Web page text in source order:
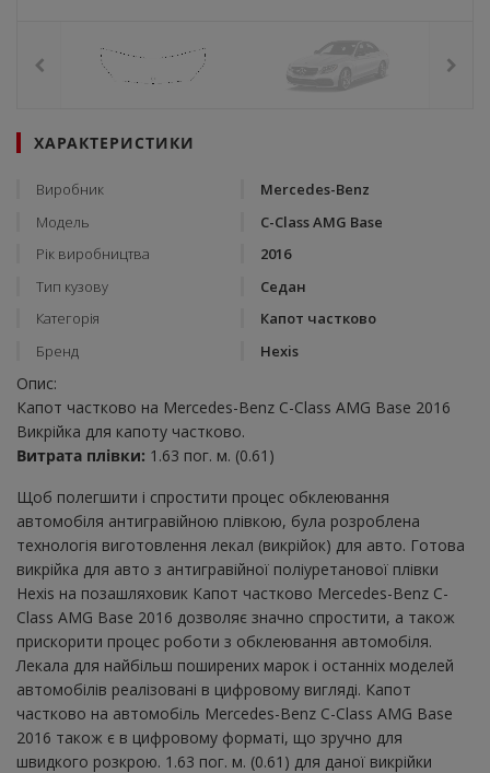
ХАРАКТЕРИСТИКИ
Виробник
Mercedes-Benz
Модель
C-Class AMG Base
Рік виробництва
2016
Тип кузову
Седан
Категорія
Капот частково
Бренд
Hexis
Опис:
Капот частково на Mercedes-Benz C-Class AMG Base 2016
Викрійка для капоту частково.
Витрата плівки: 1.63 пог. м. (0.61)
Щоб полегшити і спростити процес обклеювання
автомобіля антигравійною плівкою, була розроблена
технологія виготовлення лекал (викрійок) для авто. Готова
викрійка для авто з антигравійної поліуретанової плівки
Hexis на позашляховик Капот частково Mercedes-Benz C-
Class AMG Base 2016 дозволяє значно спростити, а також
прискорити процес роботи з обклеювання автомобіля.
Лекала для найбільш поширених марок і останніх моделей
автомобілів реалізовані в цифровому вигляді. Капот
частково на автомобіль Mercedes-Benz C-Class AMG Base
2016 також є в цифровому форматі, що зручно для
швидкого розкрою. 1.63 пог. м. (0.61) для даної викрійки